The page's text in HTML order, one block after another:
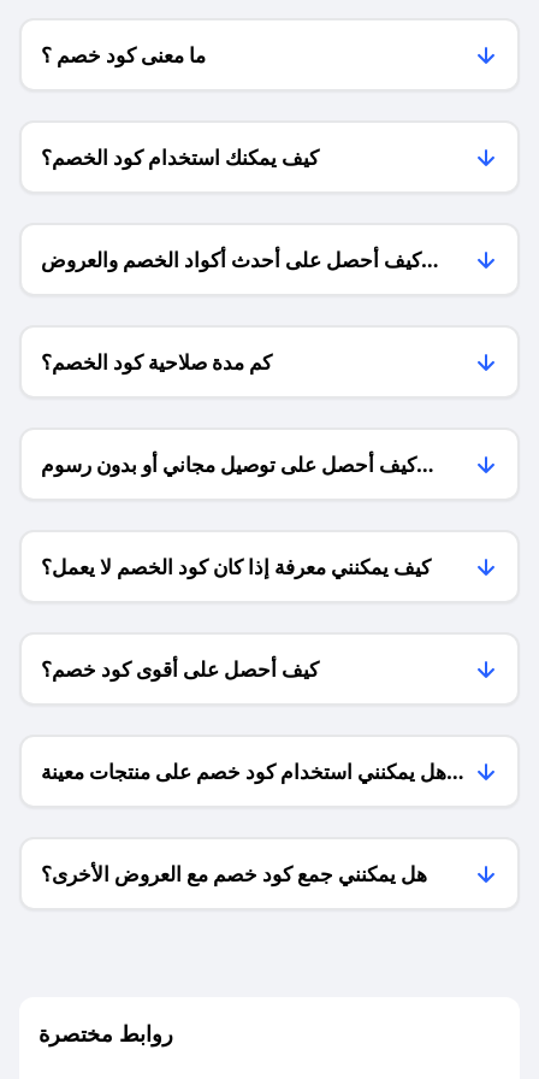
ما معنى كود خصم ؟
كيف يمكنك استخدام كود الخصم؟
كيف أحصل على أحدث أكواد الخصم والعروض
للمتاجر؟
كم مدة صلاحية كود الخصم؟
كيف أحصل على توصيل مجاني أو بدون رسوم
الشحن ؟
كيف يمكنني معرفة إذا كان كود الخصم لا يعمل؟
كيف أحصل على أقوى كود خصم؟
هل يمكنني استخدام كود خصم على منتجات معينة
فقط؟
هل يمكنني جمع كود خصم مع العروض الأخرى؟
روابط مختصرة